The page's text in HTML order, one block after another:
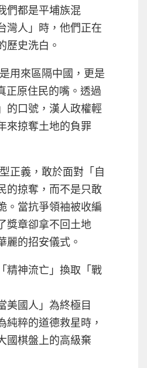
們都是平埔族混
灣人」時，他們正在
歷史洗白。
用來區隔中國，更是
正原住民的嘴。透過
的口號，漢人政權輕
來掠奪土地的負罪
正義，敢於面對「自
的掠奪，而不是只敢
。當抗爭領袖被收編
獎章卻拿不回土地
麗的招安儀式。
精神流亡」換取「戰
美國人」為終極目
純粹的道德救星時，
國棋盤上的高級棄